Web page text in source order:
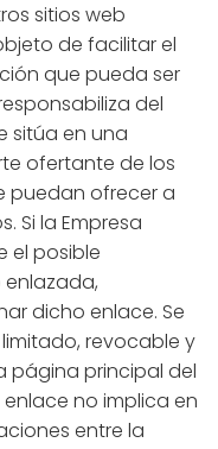
sitios web
de facilitar el
que pueda ser
del
sitúa en una
ofertante de los
puedan ofrecer a
Si la Empresa
el posible
dicho enlace. Se
revocable y
página principal del
enlace no implica en
entre la